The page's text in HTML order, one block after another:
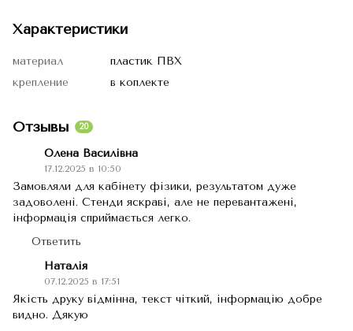
Характеристики
материал
пластик ПВХ
крепление
в коплекте
Отзывы 20
Олена Василівна
17.12.2025 в 10:50
Замовляли для кабінету фізики, результатом дуже
задоволені. Стенди яскраві, але не перевантажені,
інформація сприймається легко.
Ответить
Наталія
07.12.2025 в 17:51
Якість друку відмінна, текст чіткий, інформацію добре
видно. Дякую